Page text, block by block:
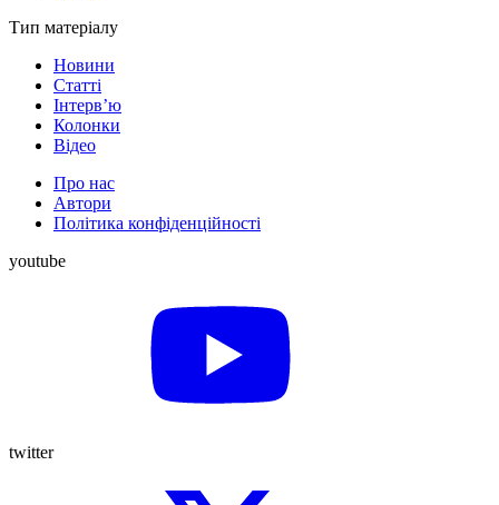
Тип матеріалу
Новини
Статті
Інтерв’ю
Колонки
Відео
Про нас
Автори
Політика конфіденційності
youtube
twitter